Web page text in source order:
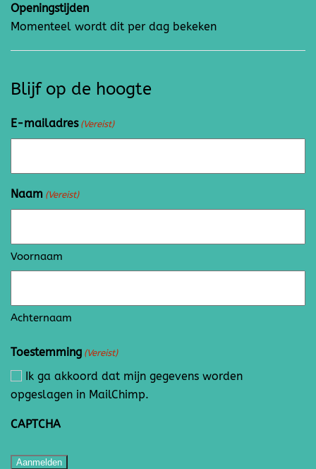
Openingstijden
Momenteel wordt dit per dag bekeken
Blijf op de hoogte
E-mailadres (Vereist)
Naam (Vereist)
Voornaam
Achternaam
Toestemming (Vereist)
Ik ga akkoord dat mijn gegevens worden
opgeslagen in MailChimp.
CAPTCHA
Aanmelden